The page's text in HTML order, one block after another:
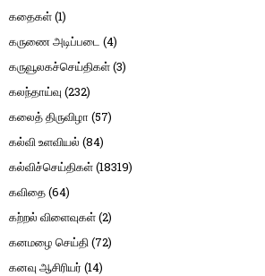
கதைகள்(1)
கருணை அடிப்படை (4)
கருவூலகச்செய்திகள்(3)
கலந்தாய்வு (232)
கலைத் திருவிழா (57)
கல்வி உளவியல் (84)
கல்விச்செய்திகள்(18319)
கவிதை(64)
கற்றல் விளைவுகள்(2)
கனமழை செய்தி (72)
கனவு ஆசிரியர் (14)